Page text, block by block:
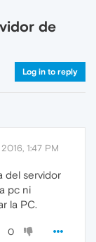
de
Log in to reply
1:47 PM
del servidor
pc ni
la PC.
0